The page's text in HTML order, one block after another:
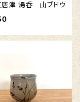
唐津 湯呑 山ブドウ